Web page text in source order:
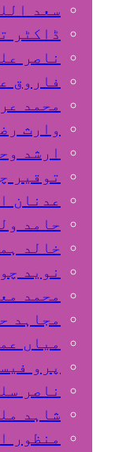
سعد
ڈاکٹر
ناصر
فاروق
محمد
وارث
ارشد
توقیر
عدنان
حامد
خالد
نوید
محمد
مجاہد
میاں
پرو
ناصر
شاہد
منظور